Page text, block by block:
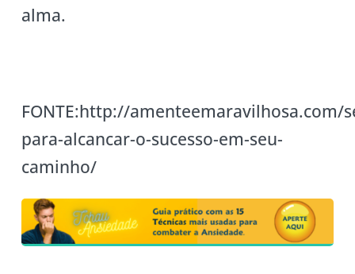
alma.
FONTE:http://amenteemaravilhosa.com/
para-alcancar-o-sucesso-em-seu-
caminho/